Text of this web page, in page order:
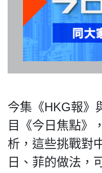
隱
策
及
免
責
明
今集《HKG報》
目《今日焦點》
析，這些挑戰對
日、菲的做法，